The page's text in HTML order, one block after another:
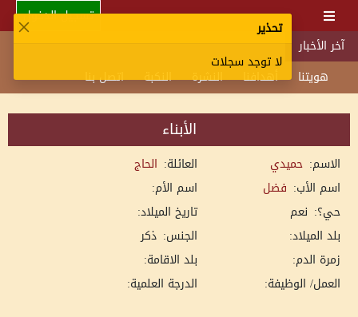
تسجيل الدخول
آخر الأخبار
هويتنا
أهدافنا النشرة النكبة اتصل بنا
الأبناء
الاسم: حميدي العائلة: الحاج
اسم الأب: فضل
اسم الأم:
حي؟: نعم
تاريخ الميلاد:
بلد الميلاد:
الجنس: ذكر
زمرة الدم:
بلد الاقامة:
العمل/ الوظيفة:
الدرجة العلمية:
تحذير
لا توجد سجلات